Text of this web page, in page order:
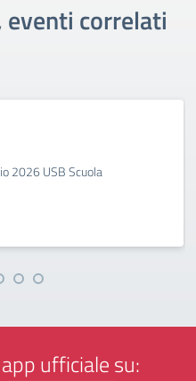
correlati
2026 USB Scuola
ufficiale su: